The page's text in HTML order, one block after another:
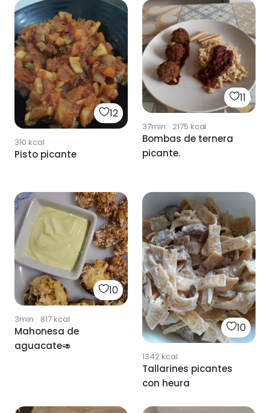
12
310 kcal
Pisto picante
11
37min · 2175 kcal
Bombas de ternera
picante.
10
3min · 817kcal
Mahonesa de
aguacate🥑
10
1342kcal
Tallarines picantes
con heura